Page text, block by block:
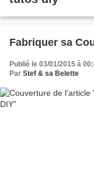
Fabriquer sa
Publié le 03/01/2015 à
Par Stef & sa Belette